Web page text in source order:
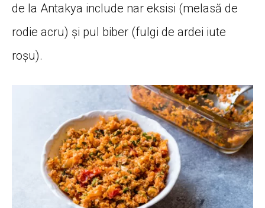
de la Antakya include nar eksisi (melasă de
rodie acru) și pul biber (fulgi de ardei iute
roșu).